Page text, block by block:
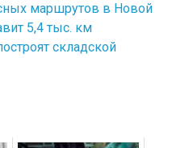
маршрутов в Новой
5,4 тыс. км
складской